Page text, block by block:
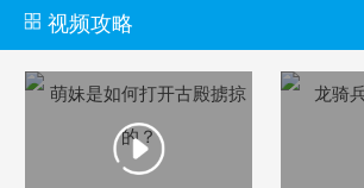
视频攻略